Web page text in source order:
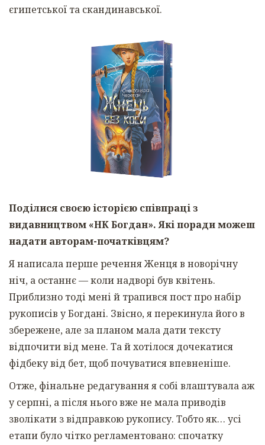
єгипетської та скандинавської.
Поділися своєю історією співпраці з
видавництвом «НК Богдан». Які поради можеш
надати авторам-початківцям?
Я написала перше речення Женця в новорічну
ніч, а останнє — коли надворі був квітень.
Приблизно тоді мені й трапився пост про набір
рукописів у Богдані. Звісно, я перекинула його в
збережене, але за планом мала дати тексту
відпочити від мене. Та й хотілося дочекатися
фідбеку від бет, щоб почуватися впевненіше.
Отже, фінальне редагування я собі влаштувала аж
у серпні, а після нього вже не мала приводів
зволікати з відправкою рукопису. Тобто як… усі
етапи було чітко регламентовано: спочатку